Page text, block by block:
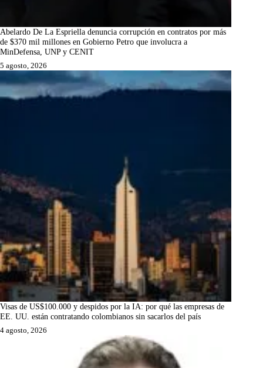
Abelardo De La Espriella denuncia corrupción en contratos por más
de $370 mil millones en Gobierno Petro que involucra a
MinDefensa, UNP y CENIT
5 agosto, 2026
Visas de US$100.000 y despidos por la IA: por qué las empresas de
EE. UU. están contratando colombianos sin sacarlos del país
4 agosto, 2026